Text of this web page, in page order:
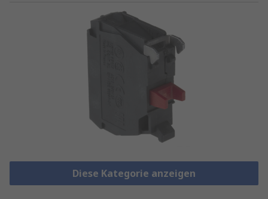
Diese Kategorie anzeigen